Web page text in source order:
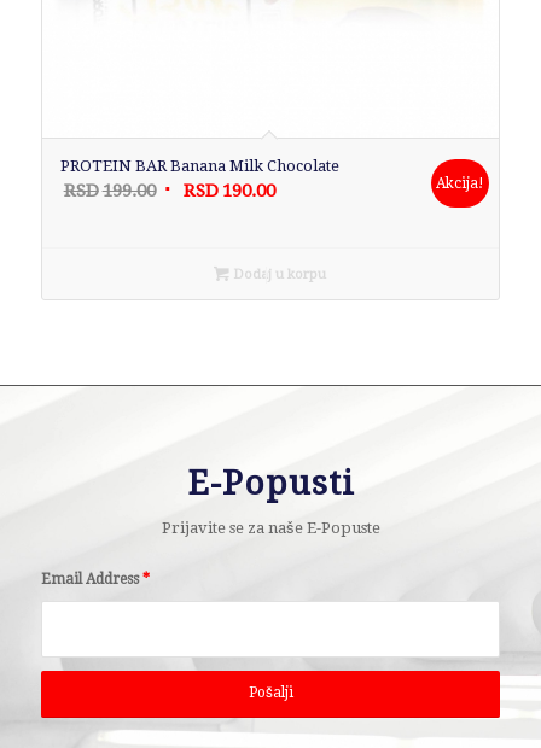
PROTEIN BAR Banana Milk Chocolate
RSD199.00 Originalna
RSD199.00.
RSD 190.00Trenutna
RSD190.00.
Akcija!
Dodaj u korpu
E-Popusti
Prijavite se za naše E-Popuste
Email Address*